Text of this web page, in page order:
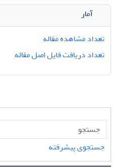
آمار
تعداد مشاهده مقاله
تعداد دریافت فایل اصل مقاله
جستجوی پیشرفته